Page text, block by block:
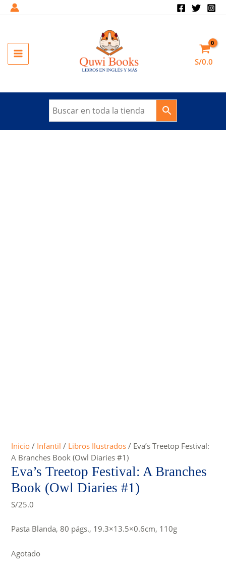
MAIN
S/0.0
Inicio / Infantil / Libros Ilustrados / Eva’s Treetop Festival:
A Branches Book (Owl Diaries #1)
Eva’s Treetop Festival: A Branches
Book (Owl Diaries #1)
S/25.0
Pasta Blanda, 80 págs., 19.3×13.5×0.6cm, 110g
Agotado